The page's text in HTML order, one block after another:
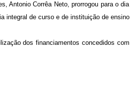
Antonio Corrêa Neto, prorrogou para o dia
integral de curso e de instituição de ensino
dos financiamentos concedidos com